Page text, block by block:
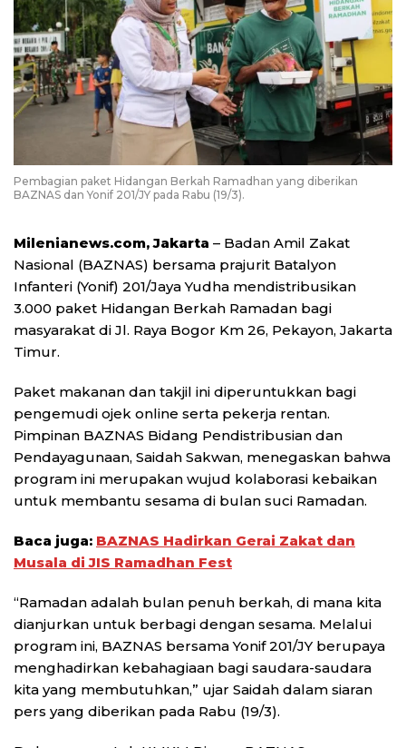
Pembagian paket Hidangan Berkah Ramadhan yang diberikan
BAZNAS dan Yonif 201/JY pada Rabu (19/3).
Milenianews.com, Jakarta – Badan Amil Zakat
Nasional (BAZNAS) bersama prajurit Batalyon
Infanteri (Yonif) 201/Jaya Yudha mendistribusikan
3.000 paket Hidangan Berkah Ramadan bagi
masyarakat di Jl. Raya Bogor Km 26, Pekayon, Jakarta
Timur.
Paket makanan dan takjil ini diperuntukkan bagi
pengemudi ojek online serta pekerja rentan.
Pimpinan BAZNAS Bidang Pendistribusian dan
Pendayagunaan, Saidah Sakwan, menegaskan bahwa
program ini merupakan wujud kolaborasi kebaikan
untuk membantu sesama di bulan suci Ramadan.
Baca juga: BAZNAS Hadirkan Gerai Zakat dan
Musala di JIS Ramadhan Fest
“Ramadan adalah bulan penuh berkah, di mana kita
dianjurkan untuk berbagi dengan sesama. Melalui
program ini, BAZNAS bersama Yonif 201/JY berupaya
menghadirkan kebahagiaan bagi saudara-saudara
kita yang membutuhkan,” ujar Saidah dalam siaran
pers yang diberikan pada Rabu (19/3).